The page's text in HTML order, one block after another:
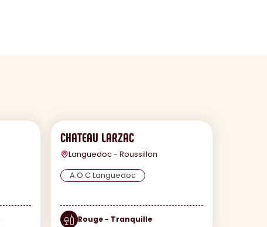
CHATEAU LARZAC
Languedoc - Roussillon
A.O.C Languedoc
Rouge - Tranquille